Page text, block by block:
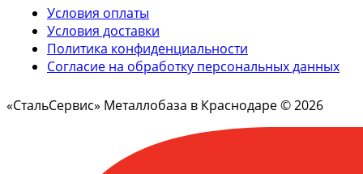
Условия оплаты
Условия доставки
Политика конфиденциальности
Согласие на обработку персональных данных
«СтальСервис» Металлобаза в Краснодаре © 2026